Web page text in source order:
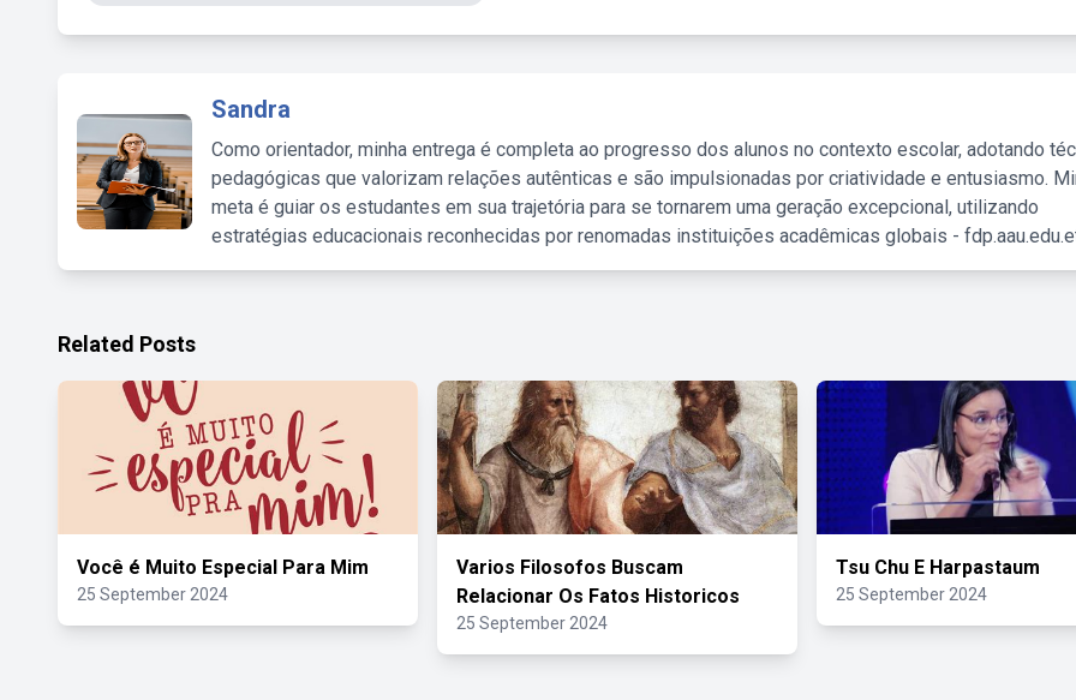
Sandra
Como orientador, minha entrega é completa ao progresso dos alunos no contexto escolar, adotando
pedagógicas que valorizam relações autênticas e são impulsionadas por criatividade e entusiasmo.
meta é guiar os estudantes em sua trajetória para se tornarem uma geração excepcional, utilizando
estratégias educacionais reconhecidas por renomadas instituições acadêmicas globais -
Related Posts
Você é Muito Especial Para Mim
25 September 2024
Varios Filosofos Buscam
Relacionar Os Fatos Historicos
25 September 2024
Tsu Chu E Harpastaum
25 September 2024